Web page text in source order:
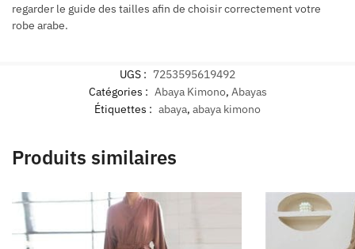
regarder le guide des tailles afin de choisir correctement votre
robe arabe.
UGS : 7253595619492
Catégories : Abaya Kimono, Abayas
Étiquettes : abaya, abaya kimono
Produits similaires